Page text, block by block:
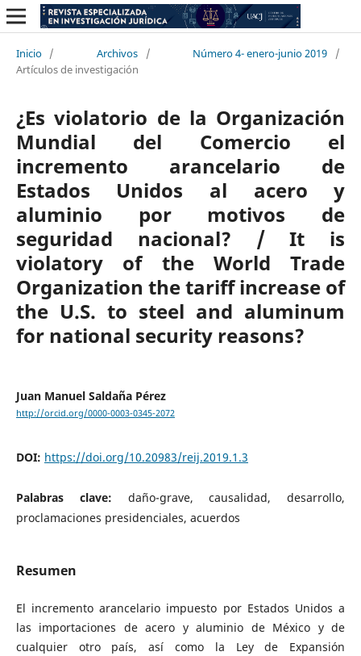
Inicio / Archivos / Número 4- enero-junio 2019
/
Artículos de investigación
¿Es violatorio de la Organización
Mundial del Comercio el
incremento arancelario de
Estados Unidos al acero y
aluminio por motivos de
seguridad nacional? / It is
violatory of the World Trade
Organization the tariff increase of
the U.S. to steel and aluminum
for national security reasons?
Juan Manuel Saldaña Pérez
http://orcid.org/0000-0003-0345-2072
DOI: https://doi.org/10.20983/reij.2019.1.3
Palabras clave: daño-grave, causalidad, desarrollo,
proclamaciones presidenciales, acuerdos
Resumen
El incremento arancelario impuesto por Estados Unidos a
las importaciones de acero y aluminio de México y de
cualquier otro país, así como la Ley de Expansión